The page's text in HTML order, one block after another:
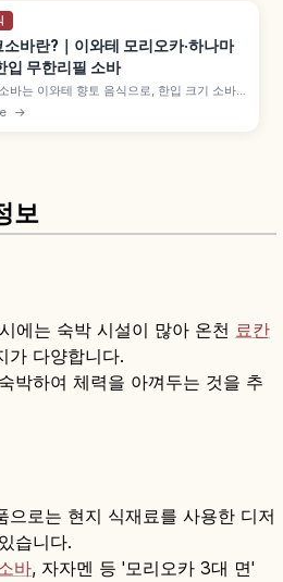
소바란?｜이와테 모리오카·하나마
입 무한리필 소바
바는 이와테 향토 음식으로, 한입 크기 소바
그릇에 담아주는 무한리필 스타일입니다.
→
보
에는 숙박 시설이 많아 온천 료칸
가 다양합니다.
박하여 체력을 아껴두는 것을 추
으로는 현지 식재료를 사용한 디저
습니다.
바, 자자멘 등 '모리오카 3대 면'